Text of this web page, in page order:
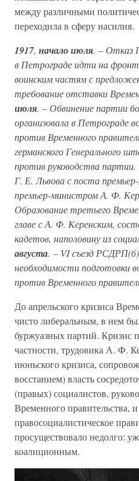
между различными
переходила в сферу насилия.
1917, начало июля. – Отказ
в Петрограде идти на фронт
воинским частям с
требование отставки
июля. – Обвинение партии
организовала в Петрограде
против Временного
германского Генерального
против руководства партии.
Г. Е. Львова с поста
премьер-министром А. Ф.
Образование третьего
главе с А. Ф. Керенским,
кадетов, наполовину из
августа. – VI съезд
необходимости подготовки
против Временного
До апрельского кризиса
чисто либеральным, в нем
буржуазных партий. Кризис
частности, трудовика А. Ф.
июньского кризиса,
восстанием) власть
(правых) социалистов,
Временного правительства,
правосоциалистическое
просуществовало недолго:
коалиционным.